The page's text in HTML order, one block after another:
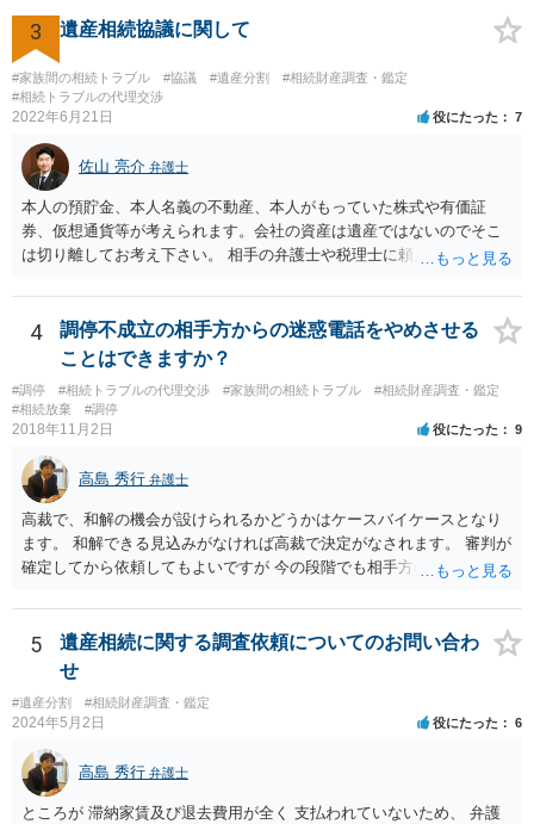
った等)、それも書くとよいです。 書かない方が良いと思うことは、遺
産分割に関係ない(と思われる)いきさつを沢山盛り込むことだと考えま
す(あくまで遺産分割に関係することに留める方が、裁判所や調停委員
の方に事情を理解してもらいやすいと思います)。
3 遺産相続協議に関して
#家族間の相続トラブル #協議 #遺産分割
#相続財産調査・鑑定
#相続トラブルの代理交渉
2022年6月21日 役にたった 7
佐山 亮介 弁護士
本人の預貯金、本人名義の不動産、本人がもっていた株式や有価証
券、仮想通貨等が考えられます。会社の資産は遺産ではないのでそこ
は切り離してお考え下さい。 相手の弁護士や税理士に頼んでも守秘義
意に開示を求め、応じなければ「調査嘱託」という手続きを使って銀
行等に照会をかけることになるでしょう。 不動産は、相続登記が済ん
でいなければ市役所ないし区役所に、お子様と義父様のつながりがわ
かる戸籍一式を揃えてもちこみ、「名寄せ」という手続きをすると、
分かると思います。遺産分割協議書の偽造等により既に相続登記され
てしまっている場合は、住所などに当たりをつけて登記名義を調べて
すが、現代では、各々が自由に価格設定をしていますので、特に相場
はお示しできません。ただし、かつて日本弁護士連合会が設けていた
報酬基準を踏まえて価格設定している弁護士は一定数いると思います
ので、それが一応の目安となるでしょう。
4
調停不成立の相手方からの迷惑電話をやめさせる
ことはできますか？
#調停 #相続トラブルの代理交渉 #家族間の相続トラブル
#相続財産調査・鑑定
#相続放棄
#調停
2018年11月2日 役にたった 9
高島 秀行 弁護士
高裁で、和解の機会が設けられるかどうかはケースバイケースとなり
ます。 和解できる見込みがなければ高裁で決定がなされます。 審判が
確定してから依頼してもよいですが 今の段階でも相手方の連絡が迷惑
5
遺産相続に関する調査依頼についてのお問い合わ
せ
#遺産分割 #相続財産調査・鑑定
2024年5月2日 役にたった 6
高島 秀行 弁護士
ところが 滞納家賃及び退去費用が全く 支払われていないため、 弁護